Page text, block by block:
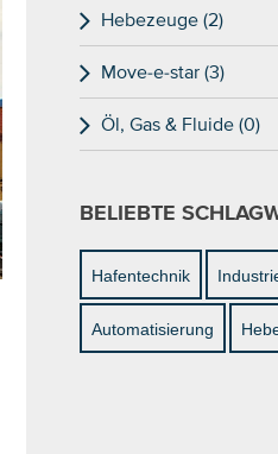
Hebezeuge (2)
Move-e-star (3)
Öl, Gas & Fluide (0)
BELIEBTE
Hafentechnik
Automatisierung